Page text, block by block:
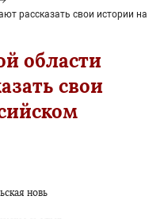
рассказать свои истории на
области
свои
новь